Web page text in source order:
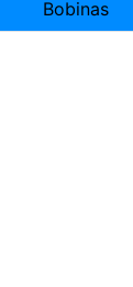
Bobinas